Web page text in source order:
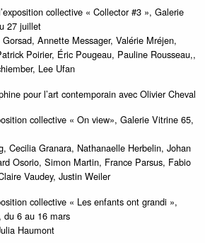
collective « Collector #3 », Galerie
27 juillet
Annette Messager, Valérie Mréjen,
Poirier, Éric Pougeau, Pauline Rousseau,,
Lee Ufan
pour l’art contemporain avec Olivier Cheval
collective « On view», Galerie Vitrine 65,
Cecilia Granara, Nathanaelle Herbelin, Johan
Osorio, Simon Martin, France Parsus, Fabio
Vaudey, Justin Weiler
collective « Les enfants ont grandi »,
du 6 au 16 mars
Haumont